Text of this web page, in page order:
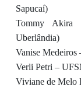
Sapucaí)
Tommy Akira
Uberlândia)
Vanise Medeiros
Verli Petri –
Viviane de Melo